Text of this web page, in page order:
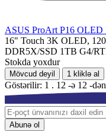
ASUS ProArt P16
16" Touch 3K OLED,
DDR5X/SSD 1TB G4/
Stokda yoxdur
Mövcud deyil 1 kliklə al
Göstərilir: 1 . 12 -ə 12 -
Abunə ol